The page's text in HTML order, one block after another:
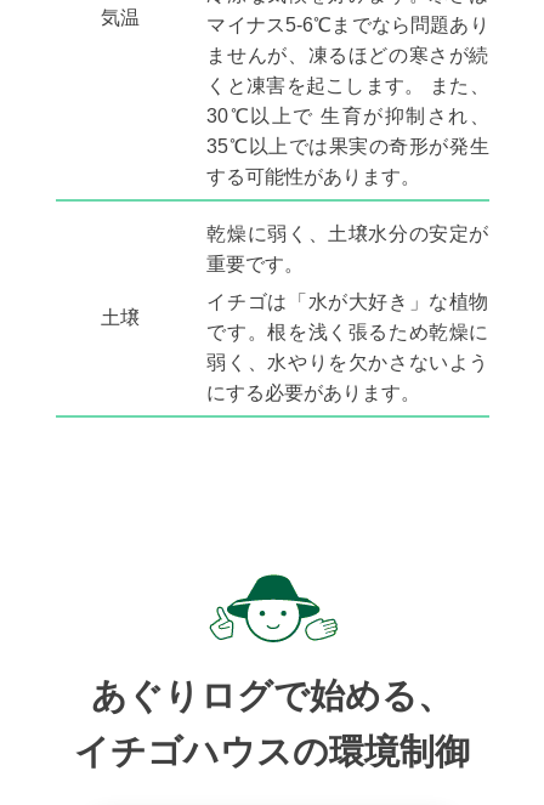
気温
マイナス5-6℃までなら問題あり
ませんが、凍るほどの寒さが続
くと凍害を起こします。 また、
30℃以上で 生育が抑制され、
35℃以上では果実の奇形が発生
する可能性があります。
土壌
乾燥に弱く、土壌水分の安定が
重要です。
イチゴは「水が大好き」な植物
です。根を浅く張るため乾燥に
弱く、水やりを欠かさないよう
にする必要があります。
あぐりログで始める、
イチゴハウスの環境制御